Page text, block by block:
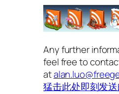
Any further
feel free to
at
猛击此处即刻发